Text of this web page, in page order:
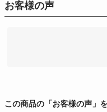
お客様の声
この商品の「お客様の声」